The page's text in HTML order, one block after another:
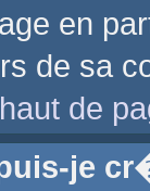
en
de sa
de
je